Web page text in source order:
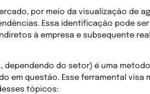
por meio da visualização de
Essa identificação pode
à empresa e subsequente
dependendo do setor) é uma
em questão. Esse ferramental visa
tópicos: